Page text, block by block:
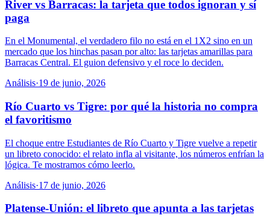
River vs Barracas: la tarjeta que todos ignoran y sí
paga
En el Monumental, el verdadero filo no está en el 1X2 sino en un
mercado que los hinchas pasan por alto: las tarjetas amarillas para
Barracas Central. El guion defensivo y el roce lo deciden.
Análisis·19 de junio, 2026
Río Cuarto vs Tigre: por qué la historia no compra
el favoritismo
El choque entre Estudiantes de Río Cuarto y Tigre vuelve a repetir
un libreto conocido: el relato infla al visitante, los números enfrían la
lógica. Te mostramos cómo leerlo.
Análisis·17 de junio, 2026
Platense-Unión: el libreto que apunta a las tarjetas